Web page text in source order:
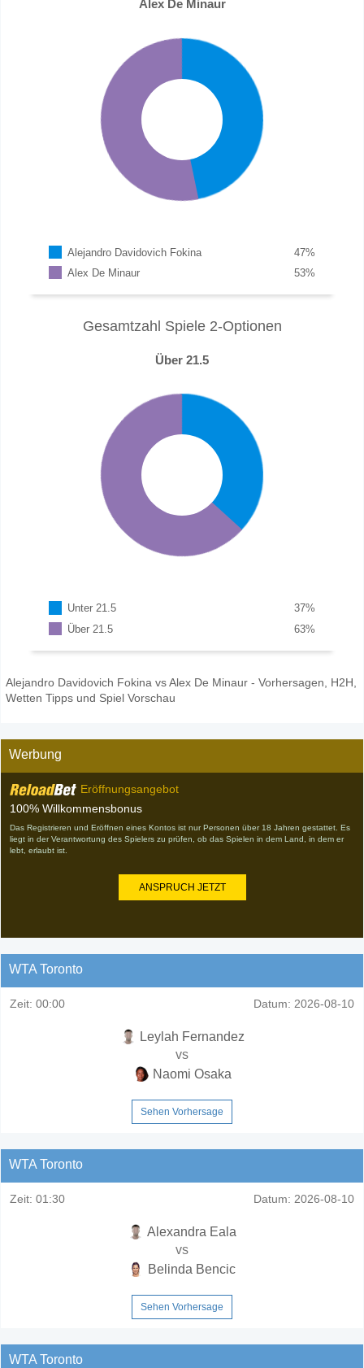
Alex De Minaur
Alejandro Davidovich Fokina %
47
Alex De Minaur
%
53
Gesamtzahl Spiele 2-Optionen
Über 21.5
Unter 21.5 %
37
Über 21.5
%
63
Alejandro Davidovich Fokina vs Alex De Minaur - Vorhersagen, H2H,
Wetten Tipps und Spiel Vorschau
Werbung
Eröffnungsangebot
100% Willkommensbonus
Das Registrieren und Eröffnen eines Kontos ist nur Personen über 18 Jahren gestattet. Es
liegt in der Verantwortung des Spielers zu prüfen, ob das Spielen in dem Land, in dem er
lebt, erlaubt ist.
ANSPRUCH JETZT
WTA Toronto
Zeit: 00:00 Datum: 2026-08-10
Leylah Fernandez
vs
Naomi Osaka
Sehen Vorhersage
WTA Toronto
Zeit: 01:30 Datum: 2026-08-10
Alexandra Eala
vs
Belinda Bencic
Sehen Vorhersage
WTA Toronto